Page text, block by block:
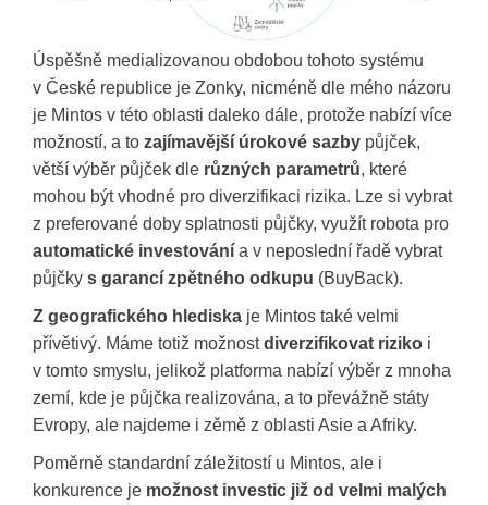
Úspěšně medializovanou obdobou tohoto systému
v České republice je Zonky, nicméně dle mého názoru
je Mintos v této oblasti daleko dále, protože nabízí více
možností, a to zajímavější úrokové sazby půjček,
větší výběr půjček dle různých parametrů, které
mohou být vhodné pro diverzifikaci rizika. Lze si vybrat
z preferované doby splatnosti půjčky, využít robota pro
automatické investování a v neposlední řadě vybrat
půjčky s garancí zpětného odkupu (BuyBack).
Z geografického hlediska je Mintos také velmi
přívětivý. Máme totiž možnostdiverzifikovat riziko i
v tomto smyslu, jelikož platforma nabízí výběr z mnoha
zemí, kde je půjčka realizována, a to převážně státy
Evropy, ale najdeme i zěmě z oblasti Asie a Afriky.
Poměrně standardní záležitostí u Mintos, ale i
konkurence je možnost investic již od velmi malých